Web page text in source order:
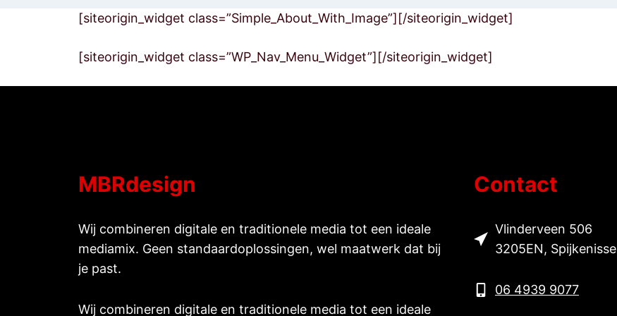
[siteorigin_widget class=”Simple_About_With_Image”][/siteorigin_widget]
[siteorigin_widget class=”WP_Nav_Menu_Widget”][/siteorigin_widget]
MBRdesign
Wij combineren digitale en traditionele media tot een ideale
mediamix. Geen standaardoplossingen, wel maatwerk dat bij
je past.
Wij combineren digitale en traditionele media tot een ideale
Contact
Vlinderveen 506
3205EN, Spijkenisse
06 4939 9077